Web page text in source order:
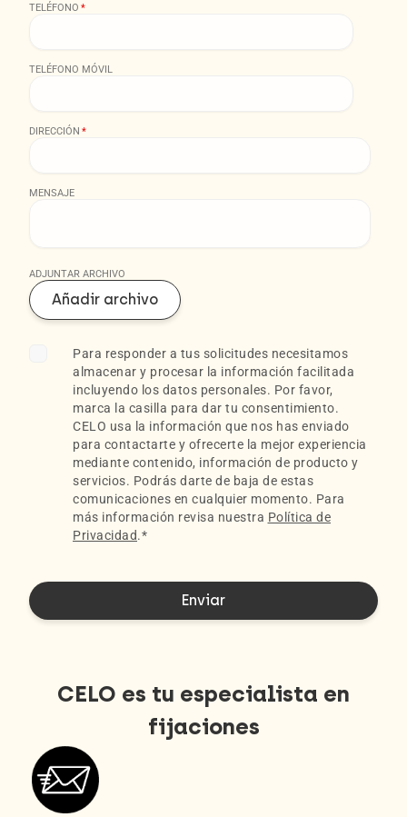
TELÉFONO *
TELÉFONO MÓVIL
DIRECCIÓN *
MENSAJE
ADJUNTAR ARCHIVO
Añadir archivo
Para responder a tus solicitudes necesitamos
almacenar y procesar la información facilitada
incluyendo los datos personales. Por favor,
marca la casilla para dar tu consentimiento.
CELO usa la información que nos has enviado
para contactarte y ofrecerte la mejor experiencia
mediante contenido, información de producto y
servicios. Podrás darte de baja de estas
comunicaciones en cualquier momento. Para
más información revisa nuestra Política de
Privacidad.*
CELO es tu especialista en
fijaciones